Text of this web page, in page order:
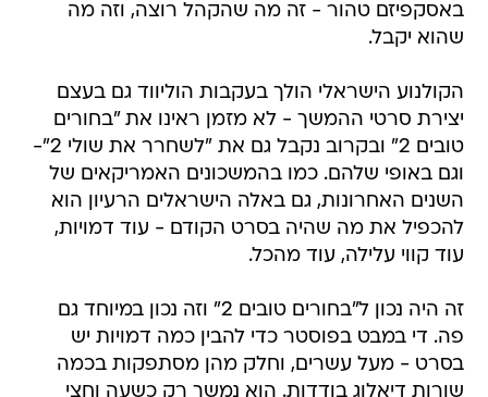
באסקפיזם טהור - זה מה שהקהל רוצה, וזה מה
שהוא יקבל.
הקולנוע הישראלי הולך בעקבות הוליווד גם בעצם
יצירת סרטי ההמשך - לא מזמן ראינו את "בחורים
טובים 2" ובקרוב נקבל גם את "לשחרר את שולי 2"-
וגם באופי שלהם. כמו בהמשכונים האמריקאים של
השנים האחרונות, גם באלה הישראלים הרעיון הוא
להכפיל את מה שהיה בסרט הקודם - עוד דמויות,
עוד קווי עלילה, עוד מהכל.
זה היה נכון ל"בחורים טובים 2" וזה נכון במיוחד גם
פה. די במבט בפוסטר כדי להבין כמה דמויות יש
בסרט - מעל עשרים, וחלק מהן מסתפקות בכמה
שורות דיאלוג בודדות. הוא נמשך רק כשעה וחצי